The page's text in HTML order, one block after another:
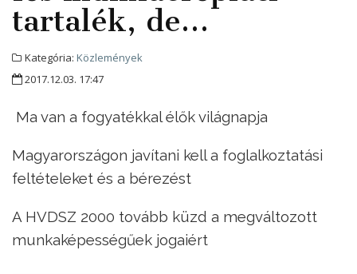
tartalék, de…
Kategória: Közlemények
2017.12.03. 17:47
Ma van a fogyatékkal élők világnapja
Magyarországon javítani kell a foglalkoztatási
feltételeket és a bérezést
A HVDSZ 2000 tovább küzd a megváltozott
munkaképességűek jogaiért